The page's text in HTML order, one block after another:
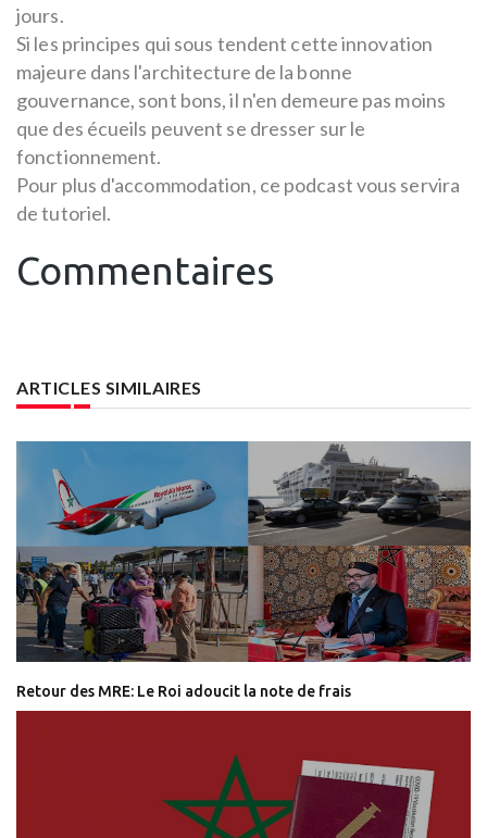
jours.
Si les principes qui sous tendent cette innovation
majeure dans l'architecture de la bonne
gouvernance, sont bons, il n'en demeure pas moins
que des écueils peuvent se dresser sur le
fonctionnement.
Pour plus d'accommodation, ce podcast vous servira
de tutoriel.
Commentaires
ARTICLES SIMILAIRES
Retour des MRE: Le Roi adoucit la note de frais